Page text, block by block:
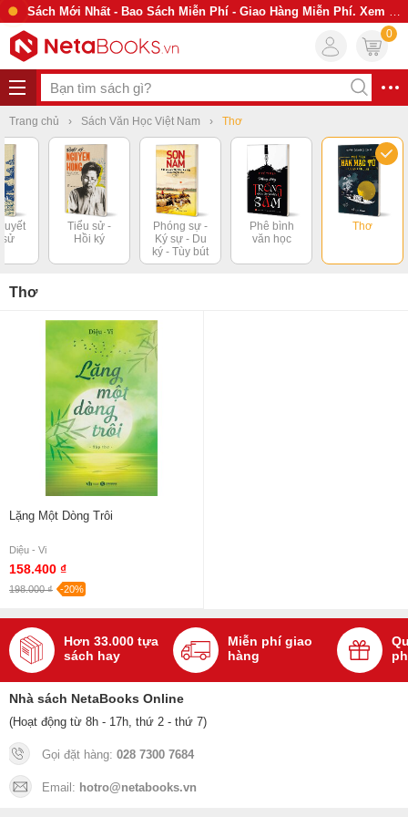
Sách Mới Nhất - Bao Sách Miễn Phí - Giao Hàng Miễn Phí. Xem Ngay
0
Trang chủ Sách Văn Học Việt Nam Thơ
sử
Tiểu sử -
Hồi ký
Phóng sự -
Ký sự - Du
ký - Tùy bút
Phê bình
văn học
Thơ
Thơ
Lặng Một Dòng Trôi
Diệu - Vi
158.400 ₫
198.000 ₫ -20%
Hơn 33.000 tựa
sách hay
Miễn phí giao
hàng
Nhà sách NetaBooks Online
(Hoạt động từ 8h - 17h, thứ 2 - thứ 7)
Gọi đặt hàng: 028 7300 7684
Email: hotro@netabooks.vn